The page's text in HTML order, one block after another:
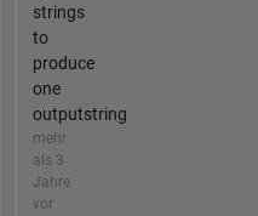
strings
to
produce
one
outputstring
mehr
als 3
Jahre
vor